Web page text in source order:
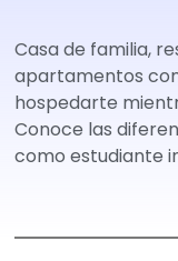
Casa de familia,
apartamentos
hospedarte
Conoce las
como estudiante